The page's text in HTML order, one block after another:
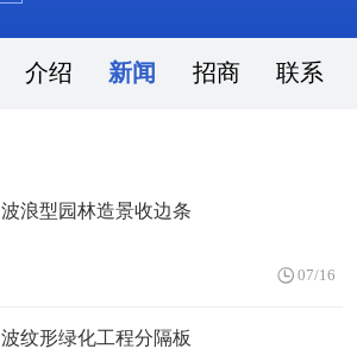
介绍 新闻 招商 联系
波浪型园林造景收边条
07/16
波纹形绿化工程分隔板